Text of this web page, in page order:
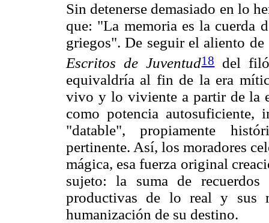
Sin detenerse demasiado en lo
que: "La memoria es la cuerda
griegos". De seguir el aliento
Escritos de Juventud18
del
equivaldría al fin de la era
vivo y lo viviente a partir de la
como potencia autosuficiente,
"datable", propiamente
pertinente. Así, los moradores
mágica, esa fuerza original
sujeto: la suma de recuerdos
productivas de lo real y sus
humanización de su destino.